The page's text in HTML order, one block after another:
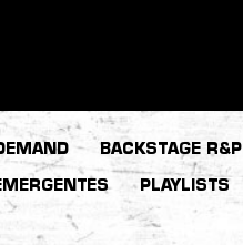
BACKSTAGE R&P
PLAYLISTS